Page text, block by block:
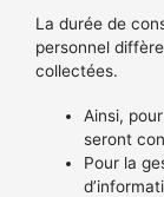
La durée de
personnel
collectées.
Ainsi,
seront
Pour la